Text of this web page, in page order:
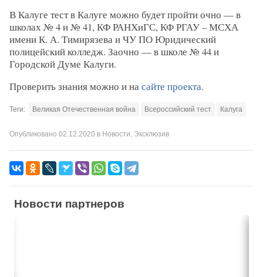
В Калуге тест в Калуге можно будет пройти очно — в
школах № 4 и № 41, КФ РАНХиГС, КФ РГАУ – МСХА
имени К. А. Тимирязева и ЧУ ПО Юридический
полицейский колледж. Заочно — в школе № 44 и
Городской Думе Калуги.
Проверить знания можно и насайте проекта.
Теги: Великая Отечественная война Всероссийский тест Калуга
Опубликовано 02.12.2020 в Новости, Эксклюзив
Новости партнеров